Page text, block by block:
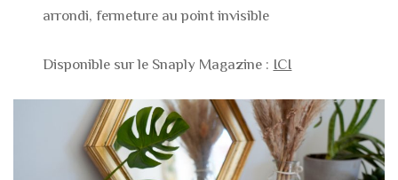
arrondi, fermeture au point invisible
Disponible sur le Snaply Magazine : ICI